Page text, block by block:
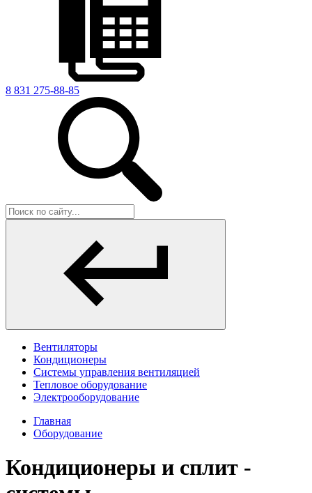
8 831 275-88-85
Вентиляторы
Кондиционеры
Системы управления вентиляцией
Тепловое оборудование
Электрооборудование
Главная
Оборудование
Кондиционеры и сплит -